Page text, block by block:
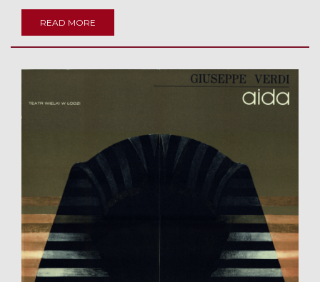
READ MORE